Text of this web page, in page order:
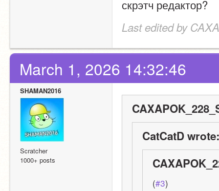
скрэтч редактор?
Last edited by
March 1, 2026 14:32:46
SHAMAN2016
Scratcher
1000+ posts
CatCatD wrote:
(#3)